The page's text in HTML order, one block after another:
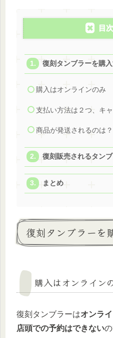
目次
復刻タンブラーを購
購入はオンラインのみ
支払い方法は２つ、キ
商品が発送されるのは？
復刻販売されるタン
まとめ
復刻タンブラーを
購入はオンライン
復刻タンブラーはオンラ
店頭での予約はできない